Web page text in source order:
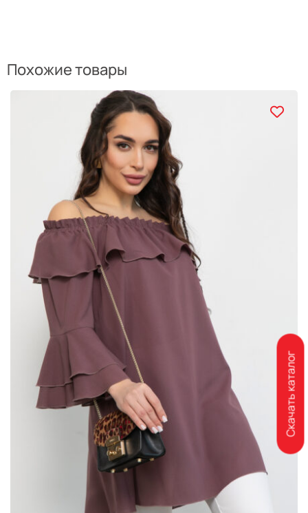
Похожие товары
Скачать каталог